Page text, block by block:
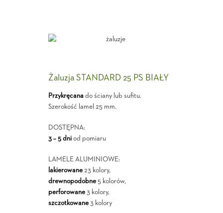
Żaluzja STANDARD 25 PS BIAŁY
Przykręcanado ściany lub sufitu.
Szerokość lamel 25 mm.
DOSTĘPNA:
3 – 5 dniod pomiaru
LAMELE ALUMINIOWE:
lakierowane23 kolory,
drewnopodobne5 kolorów,
perforowane3 kolory,
szczotkowane3 kolory